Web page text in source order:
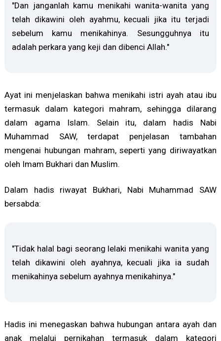
"Dan janganlah kamu menikahi wanita-wanita yang
telah dikawini oleh ayahmu, kecuali jika itu terjadi
sebelum kamu menikahinya. Sesungguhnya itu
adalah perkara yang keji dan dibenci Allah."
Ayat ini menjelaskan bahwa menikahi istri ayah atau ibu
termasuk dalam kategori mahram, sehingga dilarang
dalam agama Islam. Selain itu, dalam hadis Nabi
Muhammad SAW, terdapat penjelasan tambahan
mengenai hubungan mahram, seperti yang diriwayatkan
oleh Imam Bukhari dan Muslim.
Dalam hadis riwayat Bukhari, Nabi Muhammad SAW
bersabda:
"Tidak halal bagi seorang lelaki menikahi wanita yang
telah dikawini oleh ayahnya, kecuali jika ia sudah
menikahinya sebelum ayahnya menikahinya."
Hadis ini menegaskan bahwa hubungan antara ayah dan
anak melalui pernikahan termasuk dalam kategori